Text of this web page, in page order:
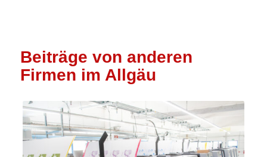
Beiträge von anderen
Firmen im Allgäu